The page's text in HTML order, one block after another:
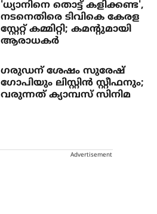
'ധ്യാനിനെ തൊട്ട് കളിക്കണ്ട',
നടനെതിരെ ടിവികെ കേരള
സ്റ്റേറ്റ് കമ്മിറ്റി; കമന്റുമായി
ആരാധകർ
ഗരുഡന് ശേഷം സുരേഷ്
ഗോപിയും ലിസ്റ്റിന്‍ സ്റ്റീഫനും;
വരുന്നത് ക്യാമ്പസ് സിനിമ
Advertisement